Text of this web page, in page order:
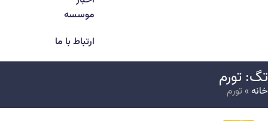
موسسه
ارتباط با ما
تورم
» تورم